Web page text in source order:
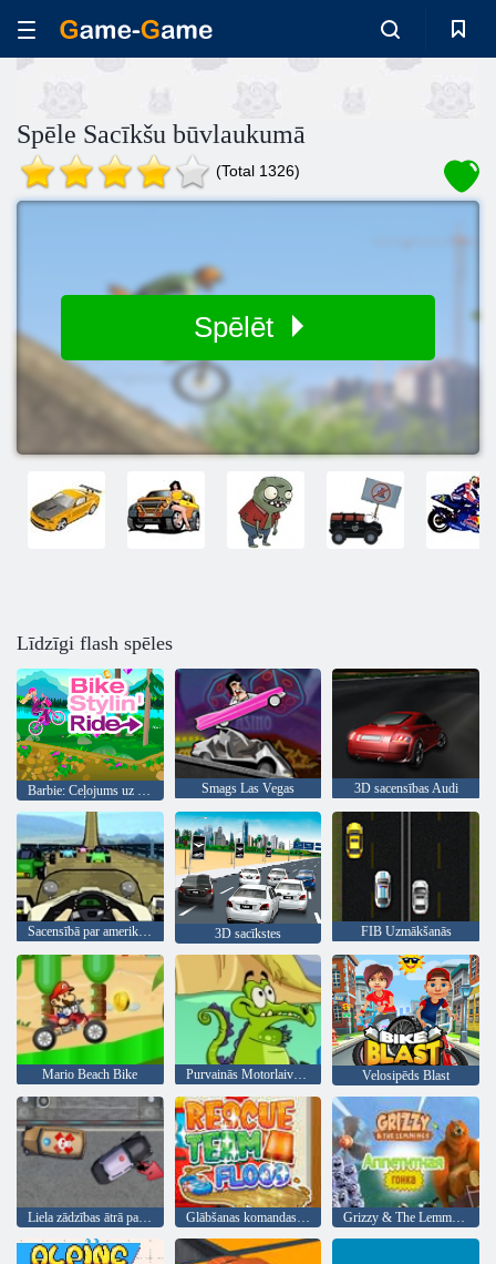
Spēle Sacīkšu būvlaukumā
(Total 1326)
Spēlēt
Līdzīgi flash spēles
Barbie: Ceļojums uz stilīgu velosipēds Smags Las Vegas 3D sacensības Audi
Sacensībā par amerikāņu kalniņi 3D sacīkstes FIB Uzmākšanās
Mario Beach Bike Purvainās Motorlaiva Race Velosipēds Blast
Liela zādzības ātrā palīdzība Glābšanas komandas plūdi Grizzy & The Lemmings: Yummy Run